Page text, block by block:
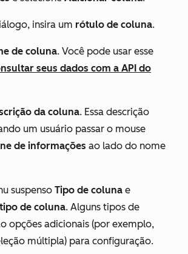
insira um rótulo de coluna.
de coluna. Você pode usar esse
seus dados com a API do
da coluna. Essa descrição
um usuário passar o mouse
de informações ao lado do nome
suspenso Tipo de coluna e
tipo de coluna. Alguns tipos de
opções adicionais (por exemplo,
múltipla) para configuração.